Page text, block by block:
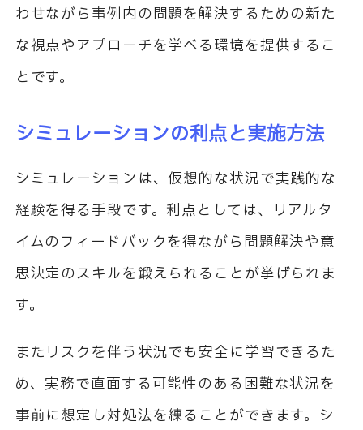
わせながら事例内の問題を解決するための新た
な視点やアプローチを学べる環境を提供するこ
とです。
シミュレーションの利点と実施方法
シミュレーションは、仮想的な状況で実践的な
経験を得る手段です。利点としては、リアルタ
イムのフィードバックを得ながら問題解決や意
思決定のスキルを鍛えられることが挙げられま
す。
またリスクを伴う状況でも安全に学習できるた
め、実務で直面する可能性のある困難な状況を
事前に想定し対処法を練ることができます。シ